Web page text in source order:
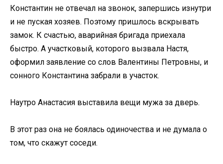
Константин не отвечал на звонок, запершись изнутри
и не пуская хозяев. Поэтому пришлось вскрывать
замок. К счастью, аварийная бригада приехала
быстро. А участковый, которого вызвала Настя,
оформил заявление со слов Валентины Петровны, и
сонного Константина забрали в участок.
Наутро Анастасия выставила вещи мужа за дверь.
В этот раз она не боялась одиночества и не думала о
том, что скажут соседи.